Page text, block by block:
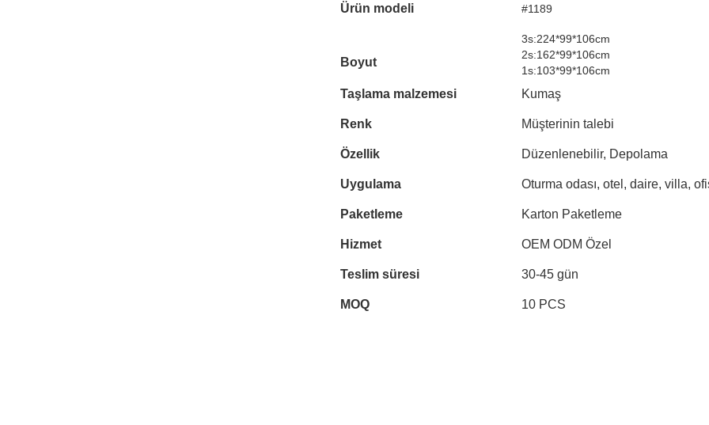
Ürün modeli #1189
Boyut
3s:224*99*106cm
2s:162*99*106cm
1s:103*99*106cm
Taşlama malzemesi Kumaş
Renk Müşterinin talebi
Özellik Düzenlenebilir, Depolama
Uygulama Oturma odası, otel, daire, villa,
Paketleme Karton Paketleme
Hizmet OEM ODM Özel
Teslim süresi 30-45 gün
MOQ 10 PCS